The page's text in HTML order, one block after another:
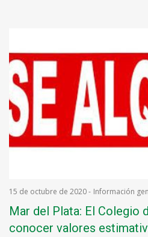
15 de octubre de 2020- Información
Mar del Plata: El Colegio
conocer valores